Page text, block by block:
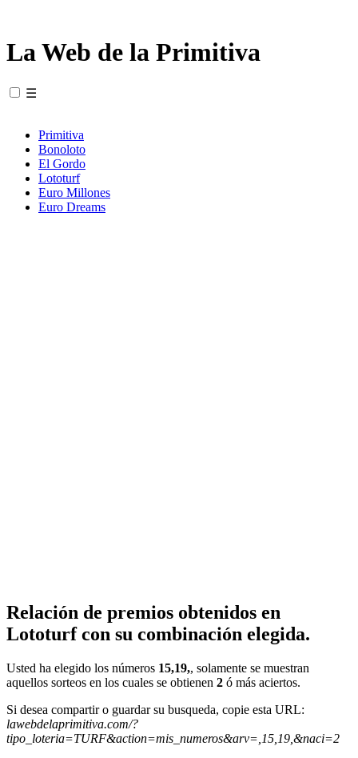
La Web de la Primitiva
☰
Primitiva
Bonoloto
El Gordo
Lototurf
Euro Millones
Euro Dreams
Relación de premios obtenidos en
Lototurf con su combinación elegida.
Usted ha elegido los números 15,19,, solamente se muestran
aquellos sorteos en los cuales se obtienen 2 ó más aciertos.
Si desea compartir o guardar su busqueda, copie esta URL:
lawebdelaprimitiva.com/?
tipo_loteria=TURF&action=mis_numeros&arv=,15,19,&naci=2